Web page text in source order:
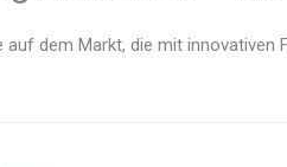
dem Markt, die mit